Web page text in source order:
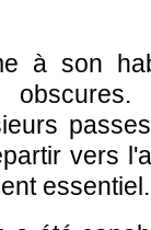
à son
vers
essentiel.